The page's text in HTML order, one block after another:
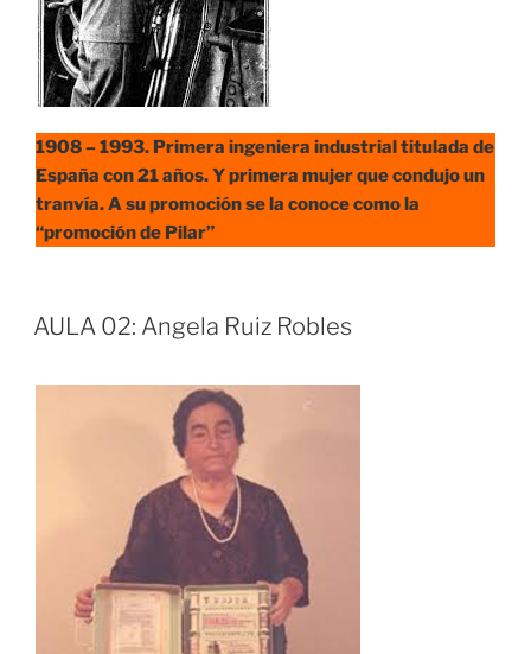
1908 – 1993. Primera ingeniera industrial titulada de
España con 21 años. Y primera mujer que condujo un
tranvía.A su promoción se la conoce como la
“promoción de Pilar”
AULA 02: Angela Ruiz Robles